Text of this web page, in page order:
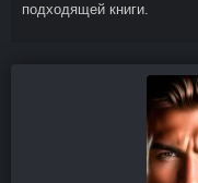
подходящей книги.